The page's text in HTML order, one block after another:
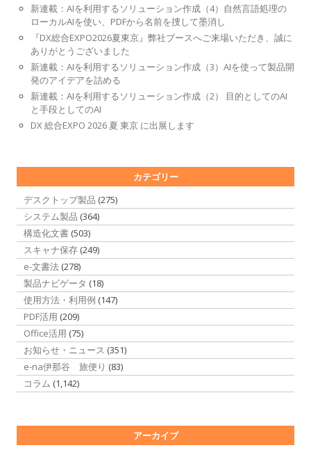
新連載：AIを利用するソリューション作成（4）自然言語処理の
ローカルAIを使い、PDFから名前を捜して墨消し
『DX総合EXPO2026夏東京』弊社ブースへご来場いただき、誠に
ありがとうございました
新連載：AIを利用するソリューション作成（3）AIを使って製品開
発のアイデアを詰める
新連載：AIを利用するソリューション作成（2） 目的としてのAI
と手段としてのAI
DX 総合EXPO 2026 夏 東京 に出展します
カテゴリー
デスクトップ製品 (275)
システム製品 (364)
構造化文書 (503)
スキャナ保存 (249)
e-文書法 (278)
製品ナビゲータ (18)
使用方法・利用例 (147)
PDF活用 (209)
Office活用 (75)
お知らせ・ニュース (351)
e-na伊那谷 旅便り (83)
コラム (1,142)
アーカイブ